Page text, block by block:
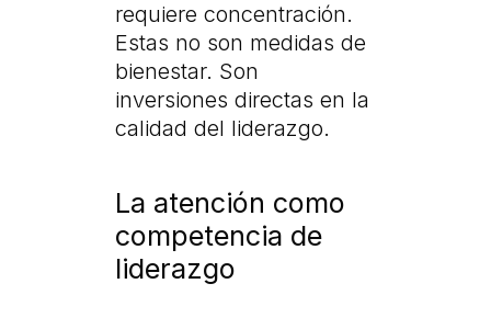
requiere concentración.
Estas no son medidas de
bienestar. Son
inversiones directas en la
calidad del liderazgo.
La atención como
competencia de
liderazgo